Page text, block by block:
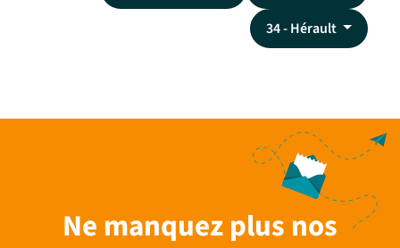
34 - Hérault
Ne manquez plus nos